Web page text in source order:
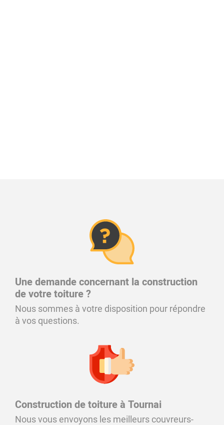
Une demande concernant la construction
de votre toiture ?
Nous sommes à votre disposition pour répondre
à vos questions.
Construction de toiture à Tournai
Nous vous envoyons les meilleurs couvreurs-